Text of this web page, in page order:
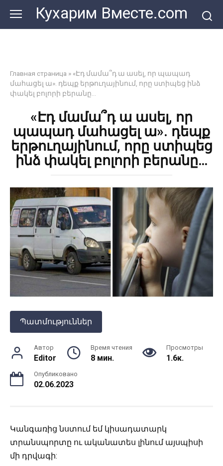
контенту
Кухарим Вместе.com
Главная страница » «Էդ մամա՞դ ա ասել, որ պապադ
մահացել ա». դեպք երթուղայինում, որը ստիպեց ինձ
փակել բոլորի բերանը…
«Էդ մամա՞դ ա ասել, որ
պապադ մահացել ա». դեպք
երթուղայինում, որը ստիպեց
ինձ փակել բոլորի բերանը…
Պատմություններ
Автор
Editor
Время чтения
8 мин.
Просмотры
1.6к.
Опубликовано
02.06.2023
Կանգառից նստում եմ կիսադատարկ
տրանսպորտը ու ականատես լինում այսպիսի
մի դրվագի: